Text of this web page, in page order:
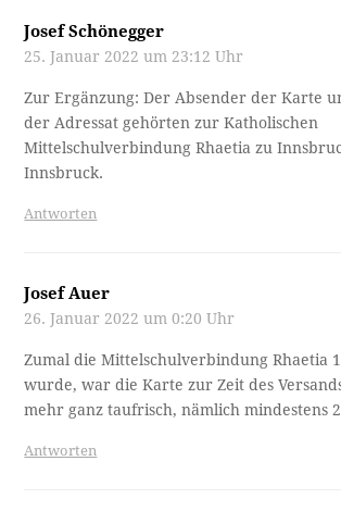
Josef Schönegger
25. Januar 2022 um 23:12 Uhr
Zur Ergänzung: Der Absender der Karte
der Adressat gehörten zur Katholischen
Mittelschulverbindung Rhaetia zu
Innsbruck.
Antworten
Josef Auer
26. Januar 2022 um 0:20 Uhr
Zumal die Mittelschulverbindung Rhaetia
wurde, war die Karte zur Zeit des
mehr ganz taufrisch, nämlich mindestens
Antworten